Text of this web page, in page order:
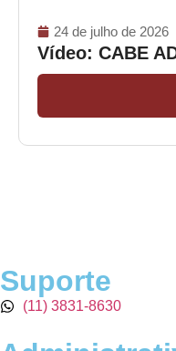
24 de julho de 2026
Vídeo: CABE
Suporte
(11) 3831-8630